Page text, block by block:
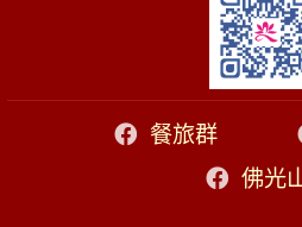
餐旅群
佛光